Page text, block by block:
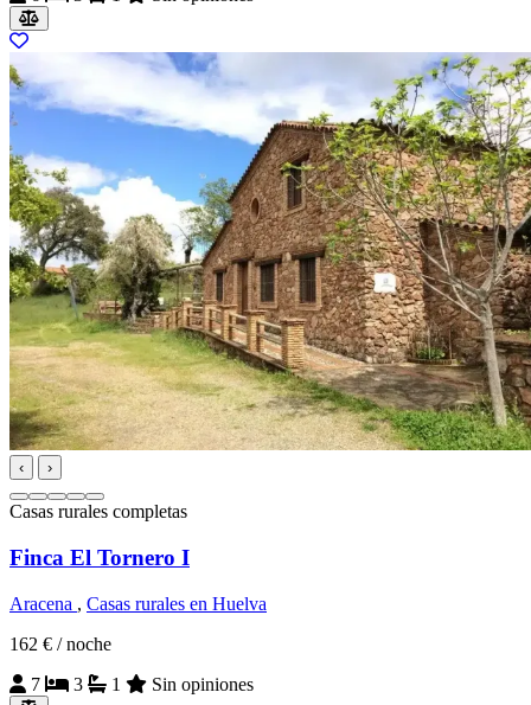
‹ ›
Casas rurales completas
Finca El Tornero I
Aracena , Casas rurales en Huelva
162 € / noche
7
3 1 Sin opiniones